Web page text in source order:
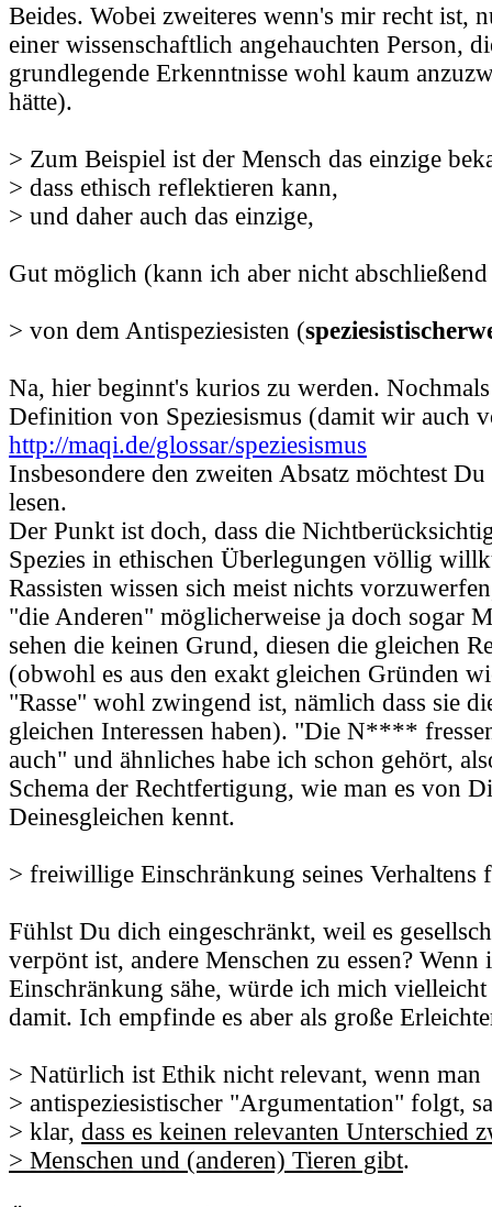
Beides. Wobei zweiteres wenn's mir recht ist,
einer wissenschaftlich angehauchten Person,
grundlegende Erkenntnisse wohl kaum
hätte).
> Zum Beispiel ist der Mensch das einzige
> dass ethisch reflektieren kann,
> und daher auch das einzige,
Gut möglich (kann ich aber nicht
> von dem Antispeziesisten (
Na, hier beginnt's kurios zu werden.
Definition von Speziesismus (damit wir auch
http://maqi.de/glossar/speziesismus
Insbesondere den zweiten Absatz möchtest
lesen.
Der Punkt ist doch, dass die
Spezies in ethischen Überlegungen völlig
Rassisten wissen sich meist nichts
"die Anderen" möglicherweise ja doch sogar
sehen die keinen Grund, diesen die gleichen
(obwohl es aus den exakt gleichen Gründen
"Rasse" wohl zwingend ist, nämlich dass sie
gleichen Interessen haben). "Die N****
auch" und ähnliches habe ich schon gehört,
Schema der Rechtfertigung, wie man es von
Deinesgleichen kennt.
> freiwillige Einschränkung seines Verhaltens
Fühlst Du dich eingeschränkt, weil es
verpönt ist, andere Menschen zu essen? Wenn
Einschränkung sähe, würde ich mich
damit. Ich empfinde es aber als große
> Natürlich ist Ethik nicht relevant, wenn man
> antispeziesistischer "Argumentation" folgt,
> klar, dass es keinen relevanten Unterschied
> Menschen und (anderen) Tieren gibt.